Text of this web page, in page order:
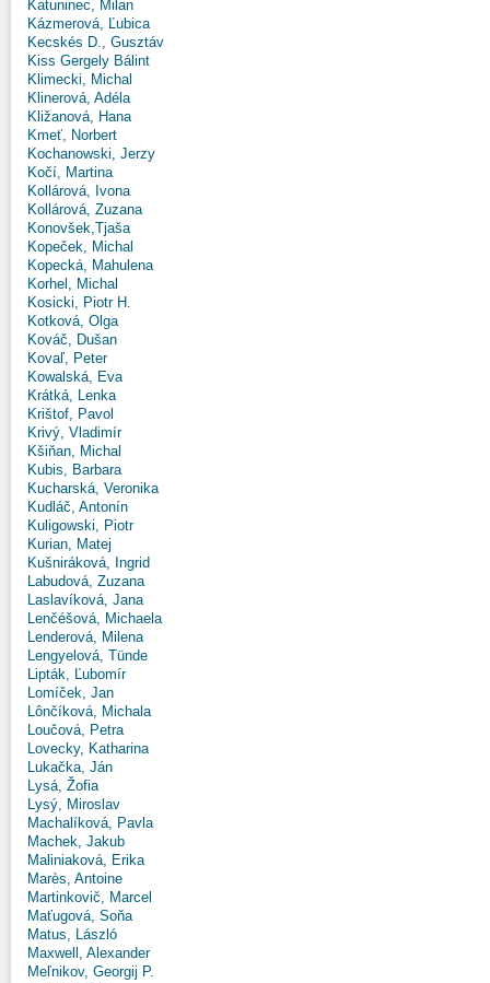
Katuninec, Milan
Kázmerová, Ľubica
Kecskés D., Gusztáv
Kiss Gergely Bálint
Klimecki, Michal
Klinerová, Adéla
Kližanová, Hana
Kmeť, Norbert
Kochanowski, Jerzy
Kočí, Martina
Kollárová, Ivona
Kollárová, Zuzana
Konovšek,Tjaša
Kopeček, Michal
Kopecká, Mahulena
Korhel, Michal
Kosicki, Piotr H.
Kotková, Olga
Kováč, Dušan
Kovaľ, Peter
Kowalská, Eva
Krátká, Lenka
Krištof, Pavol
Krivý, Vladimír
Kšiňan, Michal
Kubis, Barbara
Kucharská, Veronika
Kudláč, Antonín
Kuligowski, Piotr
Kurian, Matej
Kušniráková, Ingrid
Labudová, Zuzana
Laslavíková, Jana
Lenčéšová, Michaela
Lenderová, Milena
Lengyelová, Tünde
Lipták, Ľubomír
Lomíček, Jan
Lônčíková, Michala
Loučová, Petra
Lovecky, Katharina
Lukačka, Ján
Lysá, Žofia
Lysý, Miroslav
Machalíková, Pavla
Machek, Jakub
Maliniaková, Erika
Marès, Antoine
Martinkovič, Marcel
Maťugová, Soňa
Matus, László
Maxwell, Alexander
Meľnikov, Georgij P.